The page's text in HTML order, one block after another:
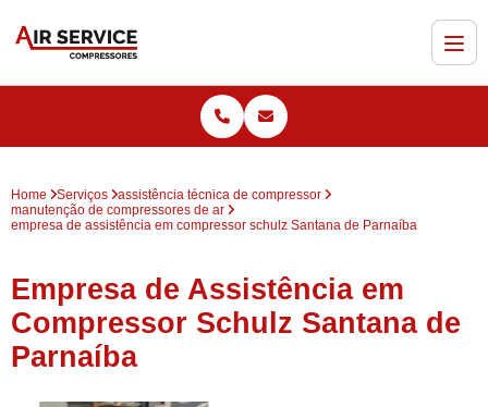
Home Serviços
assistência técnica de compressor
manutenção de compressores de ar
empresa de assistência em compressor schulz Santana de Parnaíba
Empresa de Assistência em
Compressor Schulz Santana de
Parnaíba